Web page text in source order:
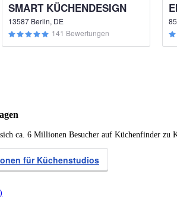
SMART KÜCHENDESIGN
13587 Berlin, DE
141 Bewertungen
ca. 6 Millionen Besucher auf Küchenfinder
für Küchenstudios